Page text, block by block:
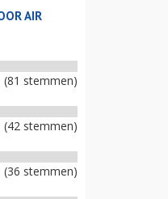
AIR
(81 stemmen)
(42 stemmen)
(36 stemmen)